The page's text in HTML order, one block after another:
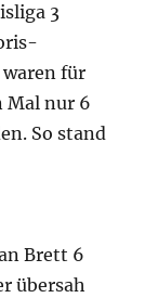
3
waren für
Mal nur 6
So stand
Brett 6
übersah